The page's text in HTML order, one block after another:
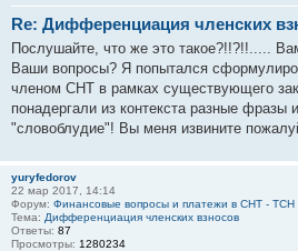
Re: Дифференциация членских
Послушайте, что же это такое?!!?!!.....
Ваши вопросы? Я попытался
членом СНТ в рамках существующего
понадергали из контекста разные фразы
"словоблудие"! Вы меня извините
yuryfedorov
22 мар 2017, 14:14
Форум: Финансовые вопросы и платежи в СНТ - ТСН
Тема: Дифференциация членских взносов
Ответы: 87
Просмотры: 1280234